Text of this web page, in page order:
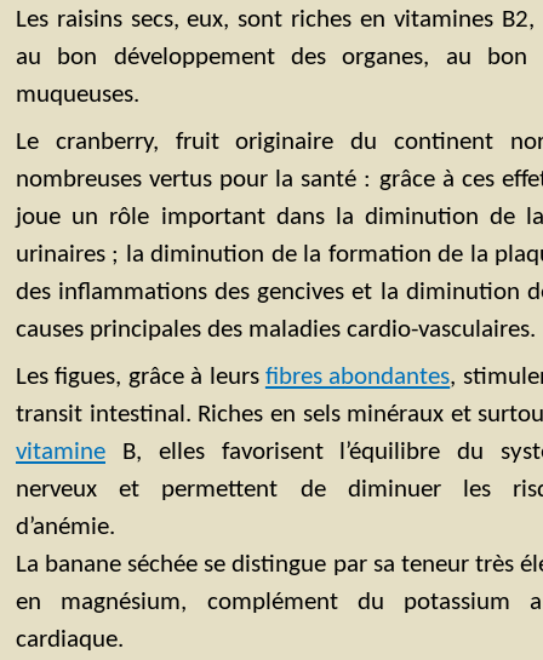
Les raisins secs, eux, sont riches en vitamines
au bon développement des organes, au
muqueuses.
Le cranberry, fruit originaire du continent
nombreuses vertus pour la santé : grâce à ces
joue un rôle important dans la diminution de
urinaires ; la diminution de la formation de la
des inflammations des gencives et la diminution
causes principales des maladies cardio-vasculaires.
Les figues, grâce à leurs fibres abondantes,
transit intestinal. Riches en sels minéraux et
vitamine B, elles favorisent l’équilibre du
nerveux et permettent de diminuer les
d’anémie.
La banane séchée se distingue par sa teneur très
en magnésium, complément du potassium
cardiaque.